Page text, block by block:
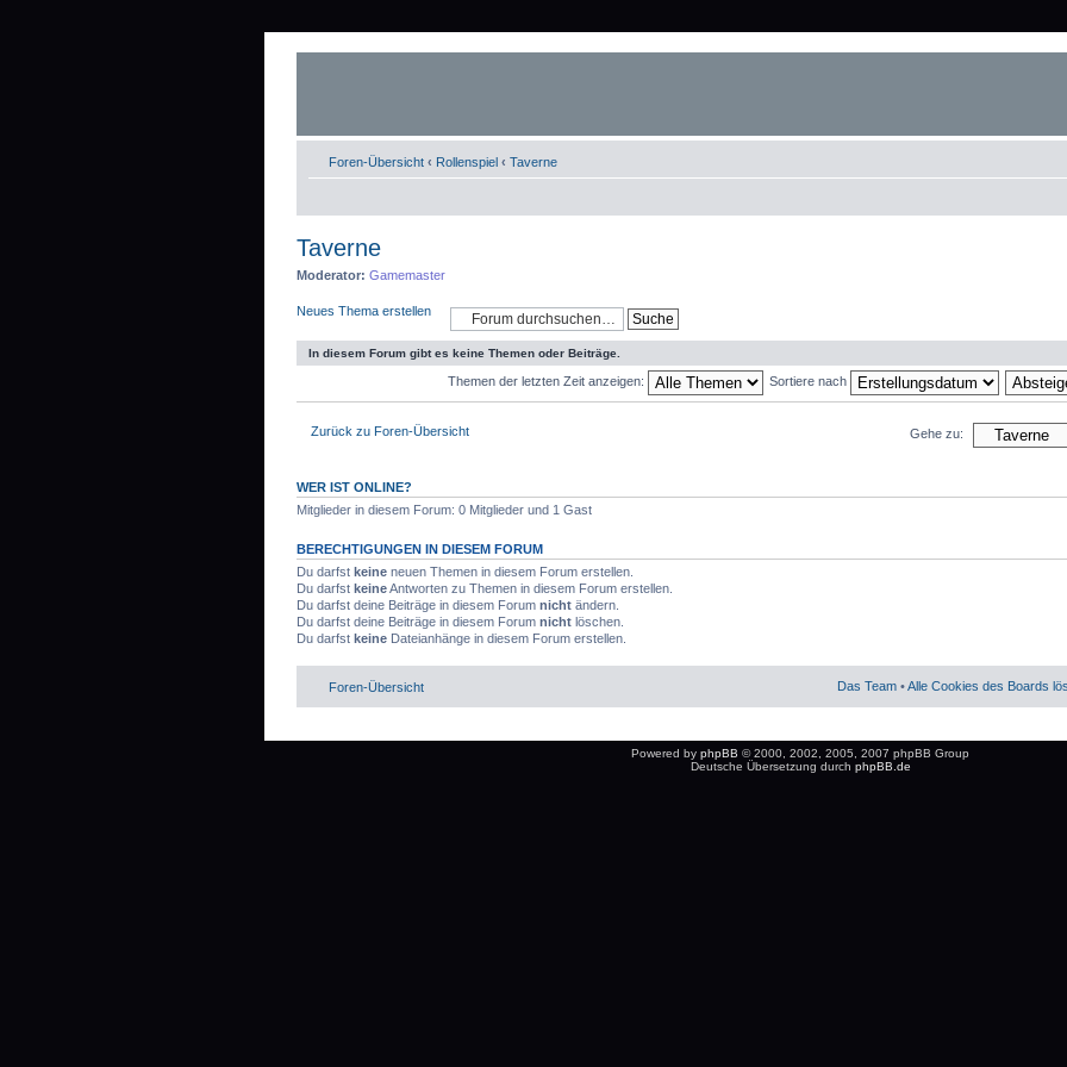
Foren-Übersicht ‹ Rollenspiel ‹ Taverne
Taverne
Moderator: Gamemaster
Neues Thema erstellen
In diesem Forum gibt es keine Themen oder Beiträge.
Themen der letzten Zeit anzeigen: Sortiere nach
Zurück zu Foren-Übersicht Gehe zu:
WER IST ONLINE?
Mitglieder in diesem Forum: 0 Mitglieder und 1 Gast
BERECHTIGUNGEN IN DIESEM FORUM
Du darfst keine neuen Themen in diesem Forum erstellen.
Du darfst keineAntworten zu Themen in diesem Forum erstellen.
Du darfst deine Beiträge in diesem Forum nicht ändern.
Du darfst deine Beiträge in diesem Forum nicht löschen.
Du darfst keine Dateianhänge in diesem Forum erstellen.
Foren-Übersicht Das Team •Alle Cookies des Boards
Powered by phpBB © 2000, 2002, 2005, 2007 phpBB Group
Deutsche Übersetzung durch phpBB.de